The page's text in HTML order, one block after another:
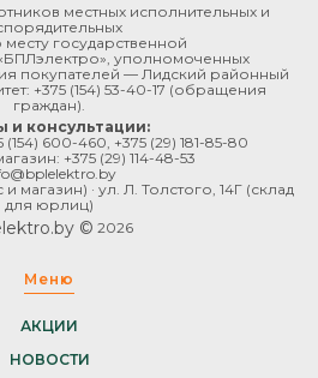
местных исполнительных и
государственной
уполномоченных
покупателей — Лидский районный
+375 (154) 53-40-17 (обращения
граждан).
и консультации:
(154) 600-460 +375 (29) 181-85-80
+375 (29) 114-48-53
магазин) · ул. Л. Толстого, 14Г (склад
для юрлиц)
© 2026
Меню
АКЦИИ
НОВОСТИ